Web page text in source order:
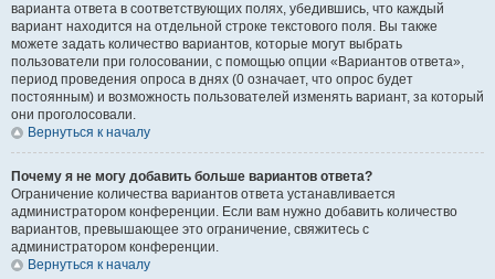
варианта ответа в соответствующих полях, убедившись, что каждый
вариант находится на отдельной строке текстового поля. Вы также
можете задать количество вариантов, которые могут выбрать
пользователи при голосовании, с помощью опции «Вариантов ответа»,
период проведения опроса в днях (0 означает, что опрос будет
постоянным) и возможность пользователей изменять вариант, за который
они проголосовали.
Вернуться к началу
Почему я не могу добавить больше вариантов ответа?
Ограничение количества вариантов ответа устанавливается
администратором конференции. Если вам нужно добавить количество
вариантов, превышающее это ограничение, свяжитесь с
администратором конференции.
Вернуться к началу